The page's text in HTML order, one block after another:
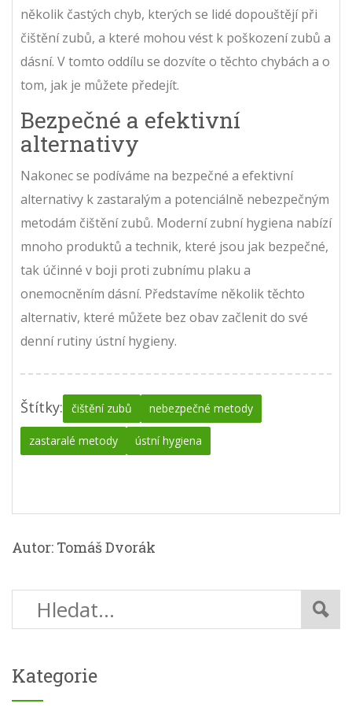
několik častých chyb, kterých se lidé dopouštějí při
čištění zubů, a které mohou vést k poškození zubů a
dásní. V tomto oddílu se dozvíte o těchto chybách a o
tom, jak je můžete předejít.
Bezpečné a efektivní
alternativy
Nakonec se podíváme na bezpečné a efektivní
alternativy k zastaralým a potenciálně nebezpečným
metodám čištění zubů. Moderní zubní hygiena nabízí
mnoho produktů a technik, které jsou jak bezpečné,
tak účinné v boji proti zubnímu plaku a
onemocněním dásní. Představíme několik těchto
alternativ, které můžete bez obav začlenit do své
denní rutiny ústní hygieny.
Štítky: čištění zubů nebezpečné metody
zastaralé metody ústní hygiena
Autor: Tomáš Dvorák
Kategorie